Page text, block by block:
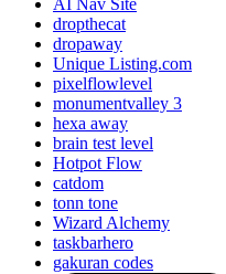
AI Nav Site
dropthecat
dropaway
Unique Listing.com
pixelflowlevel
monumentvalley 3
hexa away
brain test level
Hotpot Flow
catdom
tonn tone
Wizard Alchemy
taskbarhero
gakuran codes